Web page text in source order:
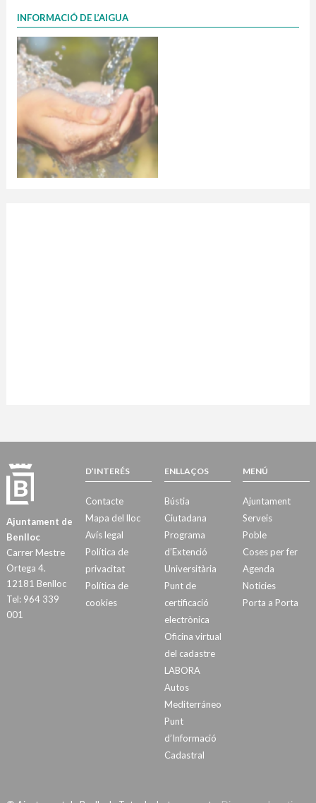
INFORMACIÓ DE L’AIGUA
Ajuntament de
Benlloc
Carrer Mestre
Ortega 4.
12181 Benlloc
Tel: 964 339
001
D’INTERÉS
Contacte
Mapa del lloc
Avís legal
Política de
privacitat
Política de
cookies
ENLLAÇOS
Bústia
Ciutadana
Programa
d’Extenció
Universitària
Punt de
certificació
electrònica
Oficina virtual
del cadastre
LABORA
Autos
Mediterráneo
Punt
d’Informació
Cadastral
MENÚ
Ajuntament
Serveis
Poble
Coses per fer
Agenda
Notícies
Porta a Porta